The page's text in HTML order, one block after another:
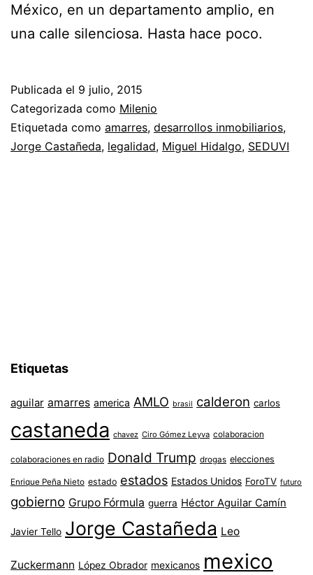
México, en un departamento amplio, en
una calle silenciosa. Hasta hace poco.
Publicada el 9 julio, 2015
Categorizada como Milenio
Etiquetada como amarres, desarrollos inmobiliarios,
Jorge Castañeda, legalidad, Miguel Hidalgo, SEDUVI
Etiquetas
aguilar amarres america AMLO brasil calderon carlos
castaneda chavez Ciro Gómez Leyva colaboracion
colaboraciones en radio Donald Trump drogas elecciones
Enrique Peña Nieto estado estados Estados Unidos ForoTV futuro
gobierno Grupo Fórmula guerra Héctor Aguilar Camín
Javier Tello Jorge Castañeda Leo
Zuckermann López Obrador mexicanos mexico